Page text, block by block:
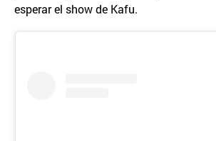
esperar el show de Kafu.